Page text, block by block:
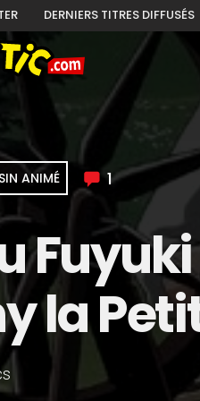
DERNIERS TITRES DIFFUSÉS
ANIMÉ 1
Fuyuki
la